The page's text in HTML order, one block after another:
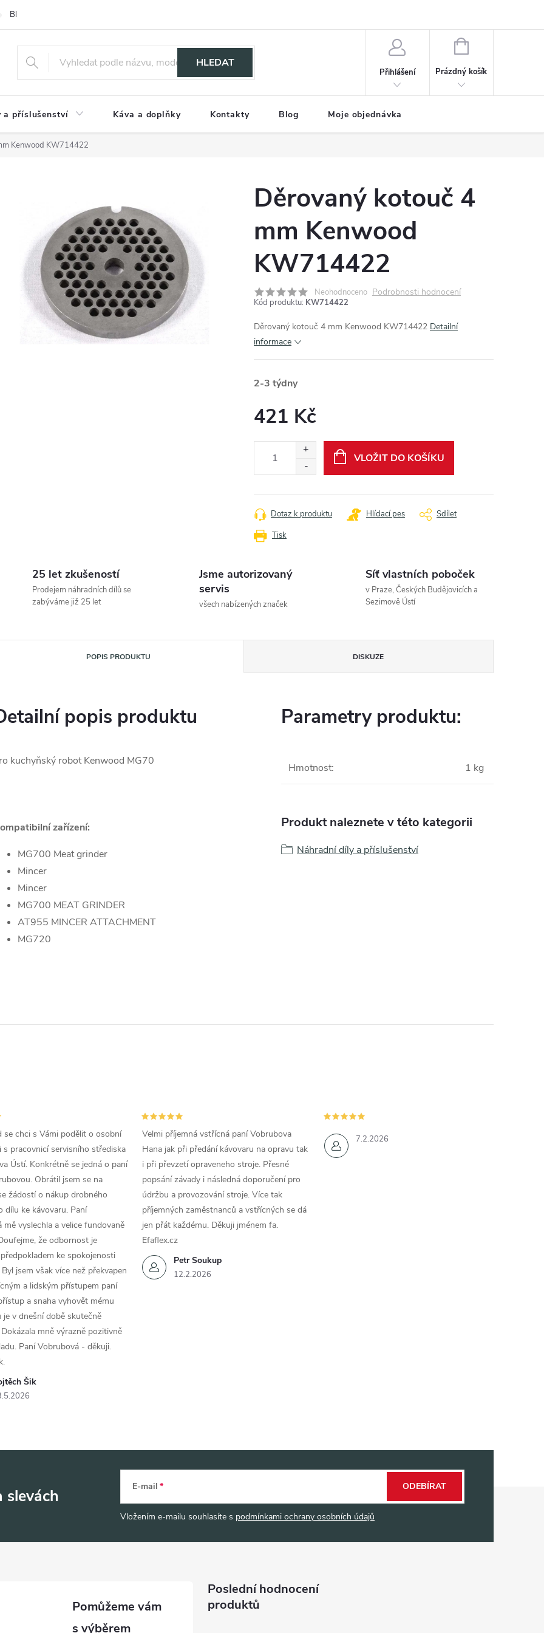
Blog
HLEDAT
Přihlášení
NÁKUPNÍ
Prázdný košík
a příslušenství Káva a doplňky Kontakty Blog Moje objednávka
Kenwood KW714422
Děrovaný kotouč 4
mm Kenwood
KW714422
Neohodnoceno Podrobnosti hodnocení
Kód produktu: KW714422
Děrovaný kotouč 4 mm Kenwood KW714422 Detailní
informace
2-3 týdny
421 Kč
VLOŽIT DO KOŠÍKU
Tisk
Dotaz k produktu Hlídací pes Sdílet
25 let zkušeností
Prodejem náhradních dílů se
zabýváme již 25 let
Jsme autorizovaný
servis
všech nabízených značek
Síť vlastních poboček
v Praze, Českých Budějovicích a
Sezimově Ústí
POPIS PRODUKTU DISKUZE
popis produktu
kuchyňský robot Kenwood MG70
zařízení:
MG700 Meat grinder
Mincer
Mincer
MG700 MEAT GRINDER
AT955 MINCER ATTACHMENT
MG720
Parametry produktu:
Hmotnost: 1 kg
Produkt naleznete v této kategorii
Náhradní díly a příslušenství
Šik
se chci s Vámi podělit o osobní
s pracovnicí servisního střediska
Ústí. Konkrétně se jedná o paní
Obrátil jsem se na
žádostí o nákup drobného
dílu ke kávovaru. Paní
mě vyslechla a velice fundovaně
že odbornost je
ke spokojenosti
jsem však více než překvapen
a lidským přístupem paní
a snaha vyhovět mému
je v dnešní době skutečně
mně výrazně pozitivně
Paní Vobrubová - děkuji.
Petr Soukup
12.2.2026
Velmi příjemná vstřícná paní Vobrubova
Hana jak při předání kávovaru na opravu tak
i při převzetí opraveneho stroje. Přesné
popsání závady i následná doporučení pro
údržbu a provozování stroje. Více tak
příjemných zaměstnanců a vstřícných se dá
jen přát každému. Děkuji jménem fa.
Efaflex.cz
7.2.2026
slevách E-mail
Vložením e-mailu souhlasíte s podmínkami ochrany osobních údajů
ODEBÍRAT
Poslední hodnocení
produktů